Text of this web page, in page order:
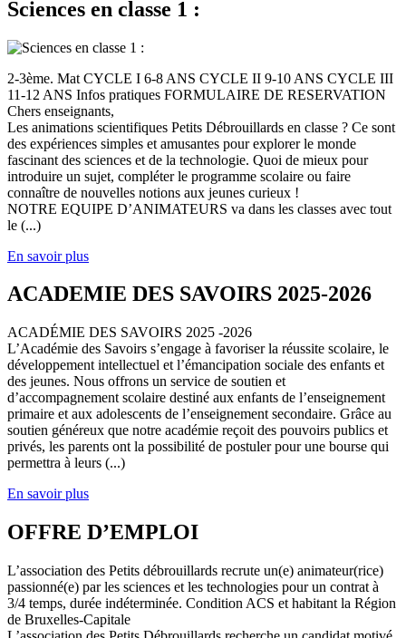
Sciences en classe 1 :
2-3ème. Mat CYCLE I 6-8 ANS CYCLE II 9-10 ANS CYCLE III
11-12 ANS Infos pratiques FORMULAIRE DE RESERVATION
Chers enseignants,
Les animations scientifiques Petits Débrouillards en classe ? Ce sont
des expériences simples et amusantes pour explorer le monde
fascinant des sciences et de la technologie. Quoi de mieux pour
introduire un sujet, compléter le programme scolaire ou faire
connaître de nouvelles notions aux jeunes curieux !
NOTRE EQUIPE D’ANIMATEURS va dans les classes avec tout
le (...)
En savoir plus
ACADEMIE DES SAVOIRS 2025-2026
ACADÉMIE DES SAVOIRS 2025 -2026
L’Académie des Savoirs s’engage à favoriser la réussite scolaire, le
développement intellectuel et l’émancipation sociale des enfants et
des jeunes. Nous offrons un service de soutien et
d’accompagnement scolaire destiné aux enfants de l’enseignement
primaire et aux adolescents de l’enseignement secondaire. Grâce au
soutien généreux que notre académie reçoit des pouvoirs publics et
privés, les parents ont la possibilité de postuler pour une bourse qui
permettra à leurs (...)
En savoir plus
OFFRE D’EMPLOI
L’association des Petits débrouillards recrute un(e) animateur(rice)
passionné(e) par les sciences et les technologies pour un contrat à
3/4 temps, durée indéterminée. Condition ACS et habitant la Région
de Bruxelles-Capitale